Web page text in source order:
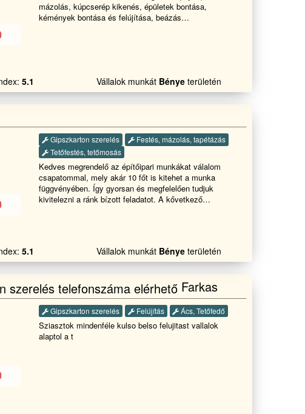
mázolás, kúpcserép kikenés, épületek bontása,
kémények bontása és felújítása, beázás
5.1 Vállalok munkát Bénye területén
Gipszkarton szerelés
Festés, mázolás, tapétázás
Tetőfestés, tetőmosás
Kedves megrendelő az építőipari munkákat válalom
csapatommal, mely akár 10 főt is kitehet a munka
függvényében. Így gyorsan és megfelelően tudjuk
kivitelezni a ránk bízott feladatot. A kővetkező
tárolók,melléképületek kerítés homlokzati
hőszigetelés, hideg-meleg burkolás, bontás festés
akár S.O.Sajtók-ablakok cseréje mindenfele munkák az
épitőiparban
5.1 Vállalok munkát Bénye területén
Farkas
Gipszkarton szerelés Felújítás Ács, Tetőfedő
Sziasztok mindenféle kulso belso felujitast vallalok
alaptol a t